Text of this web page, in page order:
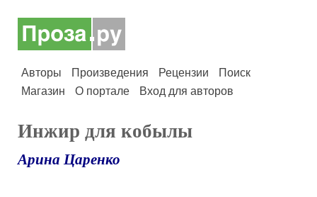
Авторы Произведения Рецензии
Поиск
Магазин
О портале Вход для авторов
Инжир для кобылы
Арина Царенко